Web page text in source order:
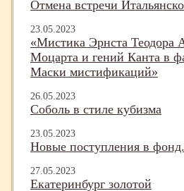
Отмена встречи
23.05.2023
«Мистика Эрнста Теодора
Моцарта и гений Канта в
Маски мистификаций»
26.05.2023
Соболь в стиле кубизма
23.05.2023
Новые поступления в
27.05.2023
Екатеринбург золотой